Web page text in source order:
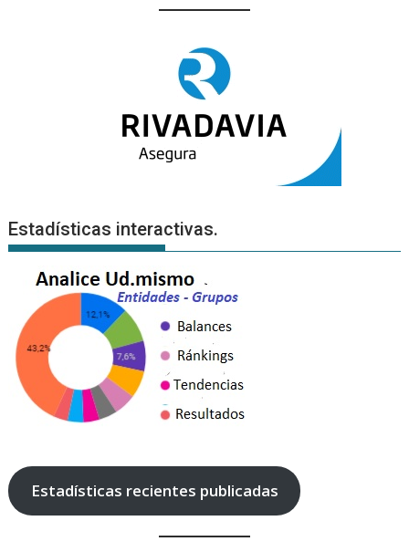
Estadísticas interactivas.
Estadísticas recientes publicadas